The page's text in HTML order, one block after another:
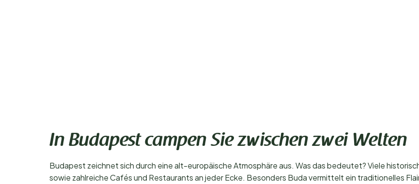
In Budapest campen Sie zwischen zwei Welten
Budapest zeichnet sich durch eine alt-europäische Atmosphäre aus. Was das bedeutet? Viele
sowie zahlreiche Cafés und Restaurants an jeder Ecke. Besonders Buda vermittelt ein traditionelles